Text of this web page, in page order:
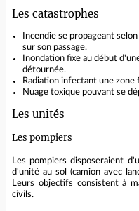
Les catastrophes
Incendie se propageant
sur son passage.
Inondation fixe au début
détournée.
Radiation infectant une zone
Nuage toxique pouvant se
Les unités
Les pompiers
Les pompiers disposeraient
d'unité au sol (camion avec
Leurs objectifs consistent à
civils.